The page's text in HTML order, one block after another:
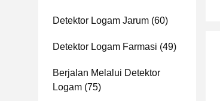
Detektor Logam Jarum (60)
Detektor Logam Farmasi (49)
Berjalan Melalui Detektor
Logam (75)